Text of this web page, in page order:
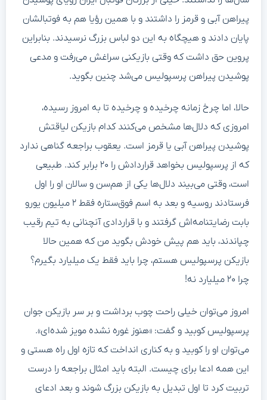
پیراهن آبی و قرمز را داشتند و با همین رؤیا هم به فوتبالشان
پایان دادند و هیچگاه به این دو لباس بزرگ نرسیدند. بنابراین
پروین حق داشت که وقتی بازیکنی سراغش می‌رفت و مدعی
پوشیدن پیراهن پرسپولیس می‌شد چنین بگوید.
حالا، اما چرخ زمانه چرخیده و چرخیده تا به امروز رسیده،
امروزی که دلال‌ها مشخص می‌کنند کدام بازیکن لیاقتش
پوشیدن پیراهن آبی یا قرمز است. یعقوب براجعه گناهی ندارد
که از پرسپولیس بخواهد قراردادش را ۲۰ برابر کند. طبیعی
است، وقتی می‌بیند دلال‌ها یکی از هم‌سن و سالان او را اول
فرستادند روسیه و بعد به اسم فوق‌ستاره فقط ۲ میلیون یورو
بابت رضایتنامه‌اش گرفتند و با قراردادی آنچنانی به تیم رقیب
چپاندند، باید هم پیش خودش بگوید من که همین حالا
بازیکن پرسپولیس هستم، چرا باید فقط یک میلیارد بگیرم؟
چرا ۲۰ میلیارد نه!
امروز می‌توان خیلی راحت چوب برداشت و بر سر بازیکن جوان
پرسپولیس کوبید و گفت: «هنوز غوره نشده مویز شده‌ای».
می‌توان او را کوبید و به کناری انداخت که تازه اول راه هستی و
این همه ادعا برای چیست. البته باید امثال براجعه را درست
تربیت کرد تا اول تبدیل به بازیکن بزرگ شوند و بعد ادعای